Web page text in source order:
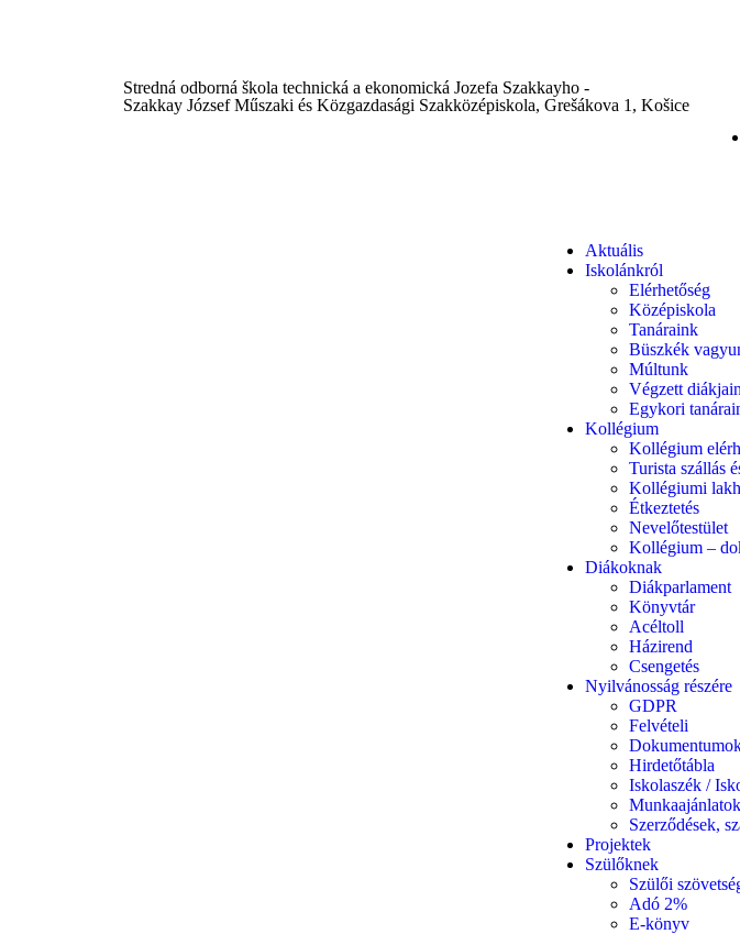
Stredná odborná škola technická a ekonomická Jozefa Szakkayho -
Szakkay József Műszaki és Közgazdasági Szakközépiskola, Grešákova 1, Košice
Aktuális
Iskolánkról
Elérhetőség
Középiskola
Tanáraink
Büszkék
Múltunk
Végzett
Egykori
Kollégium
Kollégium
Turista szállás
Kollégiumi
Étkeztetés
Nevelőtestület
Kollégium –
Diákoknak
Diákparlament
Könyvtár
Acéltoll
Házirend
Csengetés
Nyilvánosság részére
GDPR
Felvételi
Hirdetőtábla
Iskolaszék /
Munkaajánlatok
Szerződések,
Projektek
Szülőknek
Szülői
Adó 2%
E-könyv